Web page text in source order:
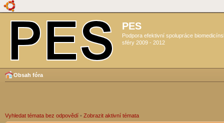
PES
Podpora efektivní spolupráce
sféry 2009 - 2012
Obsah fóra
Vyhledat témata bez odpovědí • Zobrazit aktivní témata